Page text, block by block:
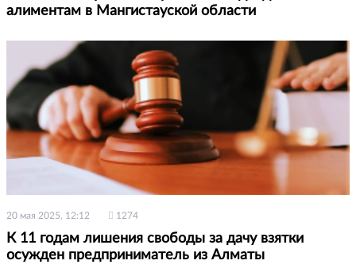
алиментам в Мангистауской области
20 мая 2025, 12:12 1274
К 11 годам лишения свободы за дачу взятки
осужден предприниматель из Алматы